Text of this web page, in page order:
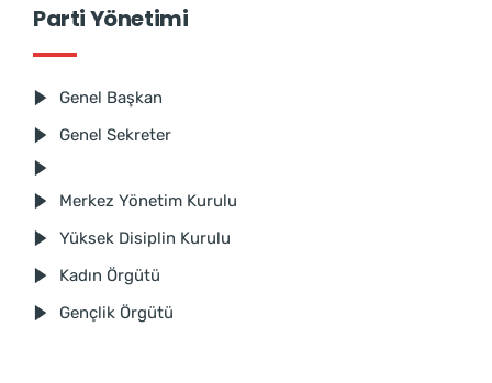
Parti Yönetimi
Genel Başkan
Genel Sekreter
Merkez Yönetim Kurulu
Yüksek Disiplin Kurulu
Kadın Örgütü
Gençlik Örgütü